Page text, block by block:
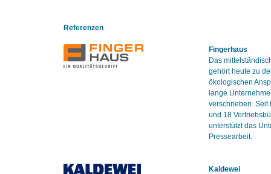
Referenzen
Fingerhaus
Das
gehört heute zu
ökologischen
lange
verschrieben. Seit
und 18
unterstützt das
Pressearbeit.
Kaldewei